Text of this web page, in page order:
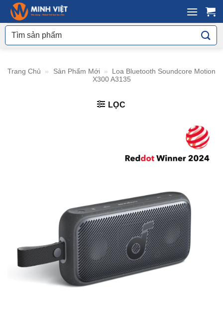
Skip
to
content
Tìm
kiếm:
Trang Chủ » Sản Phẩm Mới »
Loa Bluetooth Soundcore Motion
X300 A3135
LỌC
Tivi
Camera
Âm Thanh - Pin